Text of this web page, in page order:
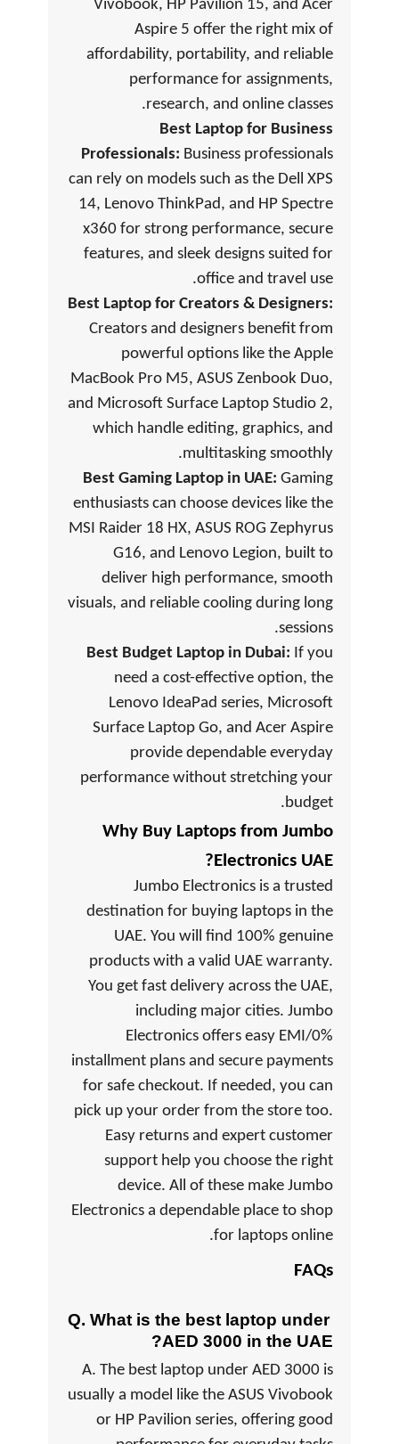
Vivobook, HP Pavilion 15, and Acer
Aspire 5 offer the right mix of
affordability, portability, and reliable
performance for assignments,
research, and online classes.
Best Laptop for Business
Professionals: Business professionals
can rely on models such as the Dell XPS
14, Lenovo ThinkPad, and HP Spectre
x360 for strong performance, secure
features, and sleek designs suited for
office and travel use.
Best Laptop for Creators & Designers:
Creators and designers benefit from
powerful options like the Apple
MacBook Pro M5, ASUS Zenbook Duo,
and Microsoft Surface Laptop Studio 2,
which handle editing, graphics, and
multitasking smoothly.
Best Gaming Laptop in UAE: Gaming
enthusiasts can choose devices like the
MSI Raider 18 HX, ASUS ROG Zephyrus
G16, and Lenovo Legion, built to
deliver high performance, smooth
visuals, and reliable cooling during long
sessions.
Best Budget Laptop in Dubai: If you
need a cost-effective option, the
Lenovo IdeaPad series, Microsoft
Surface Laptop Go, and Acer Aspire
provide dependable everyday
performance without stretching your
budget.
Why Buy Laptops from Jumbo
Electronics UAE?
Jumbo Electronics is a trusted
destination for buying laptops in the
UAE. You will find 100% genuine
products with a valid UAE warranty.
You get fast delivery across the UAE,
including major cities. Jumbo
Electronics offers easy EMI/0%
installment plans and secure payments
for safe checkout. If needed, you can
pick up your order from the store too.
Easy returns and expert customer
support help you choose the right
device. All of these make Jumbo
Electronics a dependable place to shop
for laptops online.
FAQs
Q. What is the best laptop under
AED 3000 in the UAE?
A. The best laptop under AED 3000 is
usually a model like the ASUS Vivobook
or HP Pavilion series, offering good